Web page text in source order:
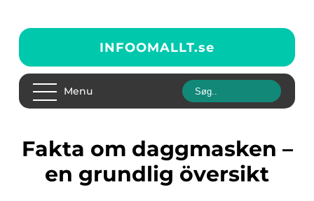
INFOOMALLT.se
Menu
Fakta om daggmasken –
en grundlig översikt